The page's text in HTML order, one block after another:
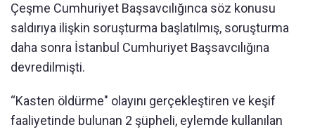
Çeşme Cumhuriyet Başsavcılığınca söz konusu
saldırıya ilişkin soruşturma başlatılmış, soruşturma
daha sonra İstanbul Cumhuriyet Başsavcılığına
devredilmişti.
“Kasten öldürme" olayını gerçekleştiren ve keşif
faaliyetinde bulunan 2 şüpheli, eylemde kullanılan